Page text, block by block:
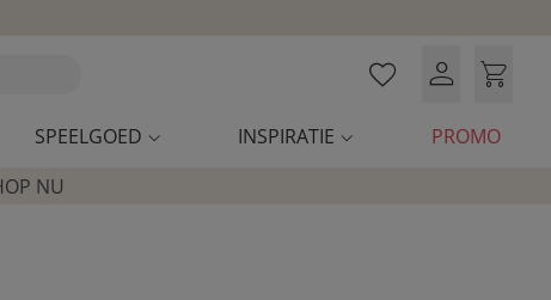
SPEELGOED INSPIRATIE
PROMO
NU